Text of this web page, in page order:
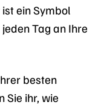
ein Symbol
Tag an Ihre
besten
Sie ihr, wie